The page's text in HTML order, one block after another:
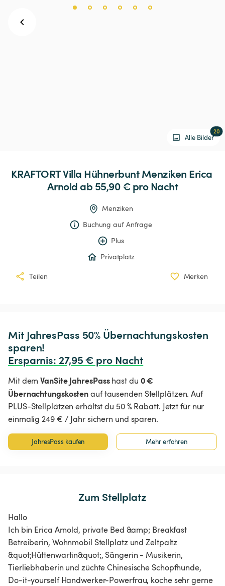
Alle Bilder
20
KRAFTORTVilla HühnerbuntMenziken Erica
Arnold ab 55,90 € pro Nacht
Menziken
Buchung auf Anfrage
Plus
Privatplatz
Teilen Merken
Mit JahresPass 50% Übernachtungskosten
Ersparnis: 27,95 € pro Nacht
Mit demVanSite JahresPasshast du 0 €
Übernachtungskostenauf tausenden Stellplätzen. Auf
PLUS-Stellplätzen erhältst du 50 % Rabatt. Jetzt für nur
einmalig 249 € / Jahr sichern und sparen.
JahresPass kaufen Mehr erfahren
Zum Stellplatz
Hallo
Ich bin Erica Arnold, private Bed &amp; Breakfast
Betreiberin, Wohnmobil Stellplatz und Zeltpaltz
&quot;Hüttenwartin&quot;, Sängerin - Musikerin,
Tierliebhaberin und züchte Chinesische Schopfhunde,
Do-it-yourself Handwerker-Powerfrau, koche sehr gerne